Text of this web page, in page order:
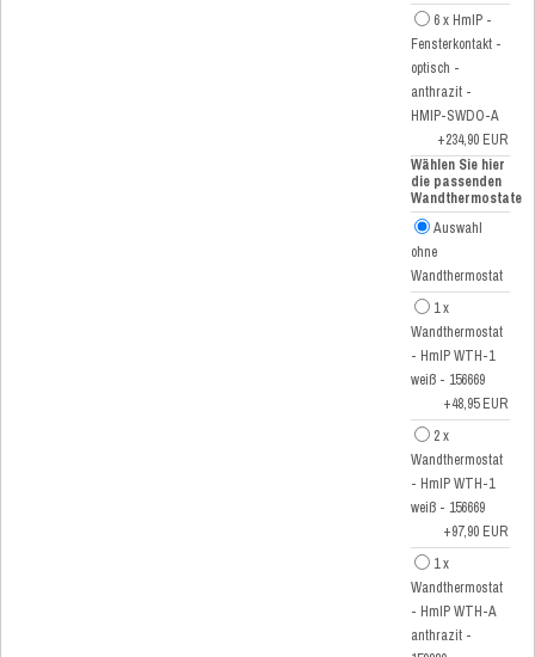
6 x HmIP -
Fensterkontakt -
optisch -
anthrazit -
HMIP-SWDO-A
+234,90 EUR
Wählen Sie hier
die passenden
Wandthermostate
Auswahl
ohne
Wandthermostat
1 x
Wandthermostat
- HmIP WTH-1
weiß - 156669
+48,95 EUR
2 x
Wandthermostat
- HmIP WTH-1
weiß - 156669
+97,90 EUR
1 x
Wandthermostat
- HmIP WTH-A
anthrazit -